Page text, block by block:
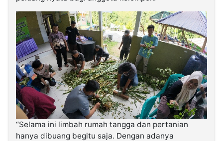
“Selama ini limbah rumah tangga dan pertanian
hanya dibuang begitu saja. Dengan adanya